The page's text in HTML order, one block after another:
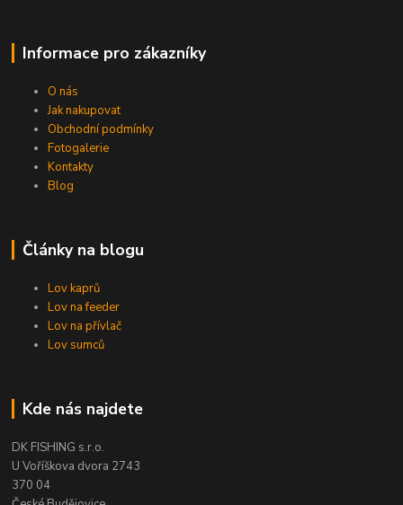
Informace pro zákazníky
O nás
Jak nakupovat
Obchodní podmínky
Fotogalerie
Kontakty
Blog
Články na blogu
Lov kaprů
Lov na feeder
Lov na přívlač
Lov sumců
Kde nás najdete
DK FISHING s.r.o.
U Voříškova dvora 2743
370 04